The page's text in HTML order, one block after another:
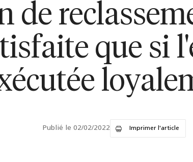
de
que si
Publié le 02/02/2022 Imprimer l'article